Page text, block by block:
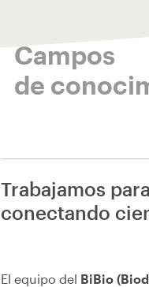
Campos
de
Trabajamos
conectando
El equipo del BiBio